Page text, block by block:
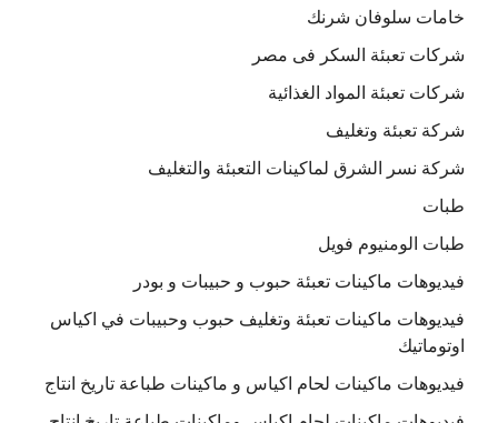
خامات سلوفان شرنك
شركات تعبئة السكر فى مصر
شركات تعبئة المواد الغذائية
شركة تعبئة وتغليف
شركة نسر الشرق لماكينات التعبئة والتغليف
طبات
طبات الومنيوم فويل
فيديوهات ماكينات تعبئة حبوب و حبيبات و بودر
فيديوهات ماكينات تعبئة وتغليف حبوب وحبيبات في اكياس
اوتوماتيك
فيديوهات ماكينات لحام اكياس و ماكينات طباعة تاريخ انتاج